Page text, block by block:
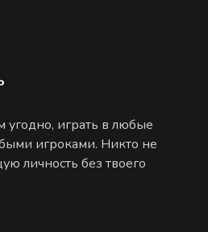
угодно, играть в любые
игроками. Никто не
личность без твоего